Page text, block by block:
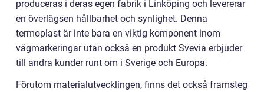
produceras i deras egen fabrik i Linköping och levererar
en överlägsen hållbarhet och synlighet. Denna
termoplast är inte bara en viktig komponent inom
vägmarkeringar utan också en produkt Svevia erbjuder
till andra kunder runt om i Sverige och Europa.
Förutom materialutvecklingen, finns det också framsteg